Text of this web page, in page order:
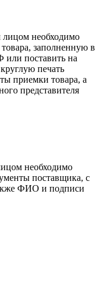
необходимо
заполненную в
или поставить на
печать
приемки товара, а
представителя
необходимо
поставщика, с
ФИО и подписи